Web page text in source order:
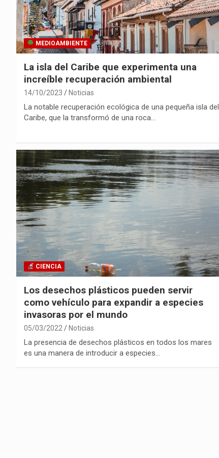
MEDIOAMBIENTE
La isla del Caribe que experimenta una
increíble recuperación ambiental
14/10/2023 Noticias
La notable recuperación ecológica de una pequeña isla del
Caribe, que la transformó de una roca…
CIENCIA
Los desechos plásticos pueden servir
como vehículo para expandir a especies
invasoras por el mundo
05/03/2022 Noticias
La presencia de desechos plásticos en todos los mares
es una manera de introducir a especies…